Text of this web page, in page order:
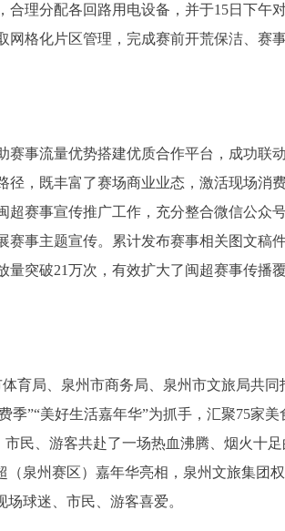
理分配各回路用电设备，并于15日下午
格化片区管理，完成赛前开荒保洁、赛
赛事流量优势搭建优质合作平台，成功联
，既丰富了赛场商业业态，激活现场消
赛事宣传推广工作，充分整合微信公众号
事主题宣传。累计发布赛事相关图文稿
量突破21万次，有效扩大了闽超赛事传播
育局、泉州市商务局、泉州市文旅局共同
季”“美好生活嘉年华”为抓手，汇聚75家美
民、游客共赴了一场热血沸腾、烟火十
泉州赛区）嘉年华亮相，泉州文旅集团
球迷、市民、游客喜爱。